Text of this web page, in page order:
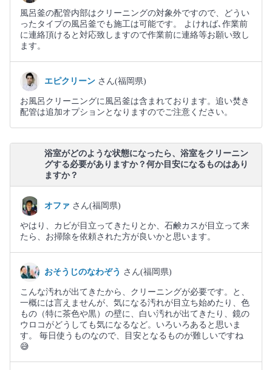
風呂釜の配管内部はクリーニングの対象外ですので、どうい
ったタイプの風呂釜でも施工は可能です。 よければ､作業前
に連絡頂けると対応致しますので作業前に連絡等お願い致し
ます。
エピクリーン さん(福岡県)
お風呂クリーニングに風呂釜は含まれております。追い焚き
配管は追加オプションとなりますのでご注意ください。
浴室がどのような状態になったら、浴室をクリーニン
グする必要がありますか？何か目安になるものはあり
ますか？
オファ さん(福岡県)
やはり、カビが目立ってきたりとか、石鹸カスが目立って来
たら、お掃除を依頼された方が良いかと思います。
おそうじのなわぞう さん(福岡県)
こんな汚れが出てきたから、クリーニングが必要です。と、
一概には言えませんが、気になる汚れが目立ち始めたり、色
もの（特に茶色や黒）の壁に、白い汚れが出てきたり、鏡の
ウロコがどうしても気になるなど。いろいろあると思いま
す。 毎日使うものなので、目安となるものが難しいですね
😅